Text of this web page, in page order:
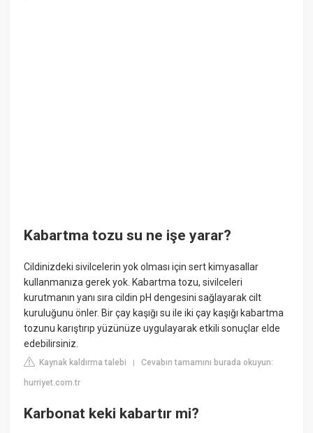
Kabartma tozu su ne işe yarar?
Cildinizdeki sivilcelerin yok olması için sert kimyasallar
kullanmanıza gerek yok. Kabartma tozu, sivilceleri
kurutmanın yanı sıra cildin pH dengesini sağlayarak cilt
kuruluğunu önler. Bir çay kaşığı su ile iki çay kaşığı kabartma
tozunu karıştırıp yüzünüze uygulayarak etkili sonuçlar elde
edebilirsiniz.
Kaynak kaldırma talebi |Cevabın tamamını burada okuyun:
hurriyet.com.tr
Karbonat keki kabartır mi?